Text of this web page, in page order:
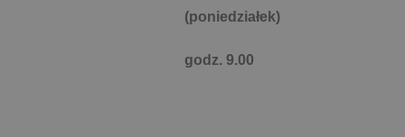
(poniedziałek)
godz. 9.00